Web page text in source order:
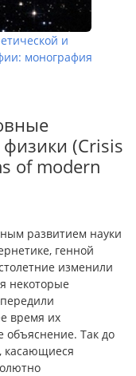
и
монография
(Crisis
of modern
развитием науки
генной
изменили
некоторые
время их
объяснение. Так до
касающиеся